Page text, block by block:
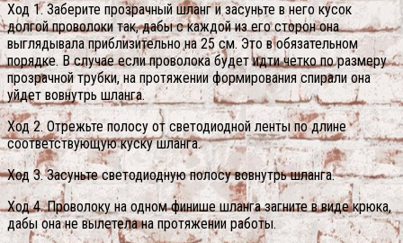
Ход 1. Заберите прозрачный шланг и засуньте в него кусок
долгой проволоки так, дабы с каждой из его сторон она
выглядывала приблизительно на 25 см. Это в обязательном
порядке. В случае если проволока будет идти четко по размеру
прозрачной трубки, на протяжении формирования спирали она
уйдет вовнутрь шланга.
Ход 2. Отрежьте полосу от светодиодной ленты по длине
соответствующую куску шланга.
Ход 3. Засуньте светодиодную полосу вовнутрь шланга.
Ход 4. Проволоку на одном финише шланга загните в виде крюка,
дабы она не вылетела на протяжении работы.